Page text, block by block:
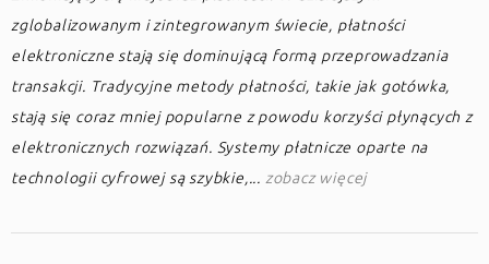
zglobalizowanym i zintegrowanym świecie, płatności
elektroniczne stają się dominującą formą przeprowadzania
transakcji. Tradycyjne metody płatności, takie jak gotówka,
stają się coraz mniej popularne z powodu korzyści płynących z
elektronicznych rozwiązań. Systemy płatnicze oparte na
technologii cyfrowej są szybkie,... zobacz więcej